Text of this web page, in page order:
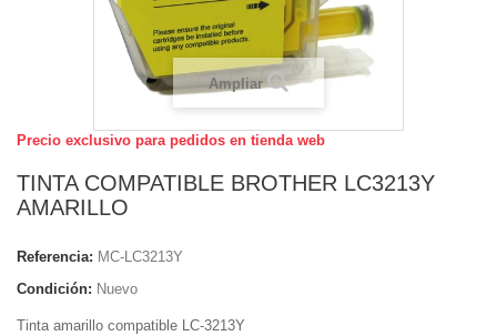
Ampliar
Precio exclusivo para pedidos en tienda web
TINTA COMPATIBLE BROTHER LC3213Y
AMARILLO
Referencia: MC-LC3213Y
Condición: Nuevo
Tinta amarillo compatible LC-3213Y